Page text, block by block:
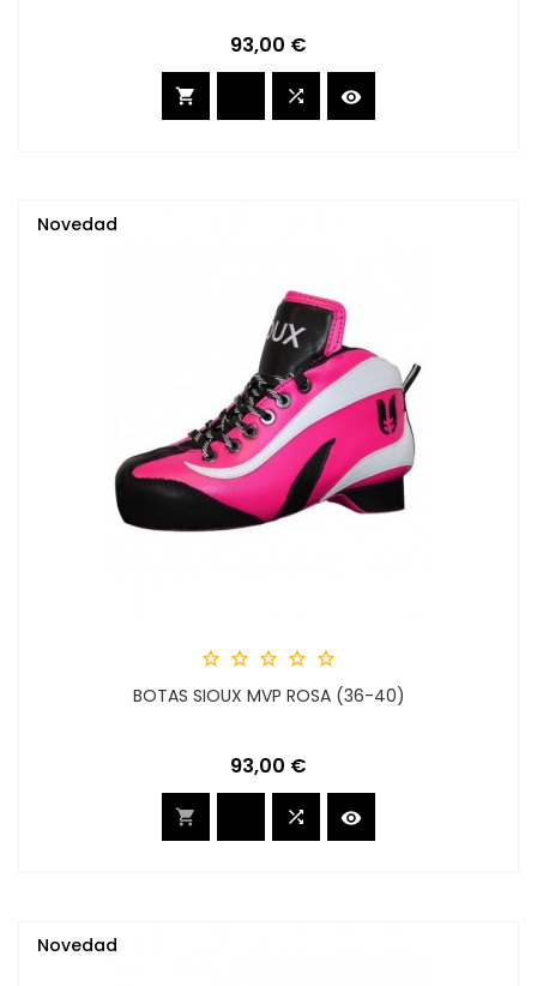
Precio
93,00 €
  
    
BOTAS SIOUX MVP ROSA (36-40)
Precio
93,00 €
  
Novedad
Novedad